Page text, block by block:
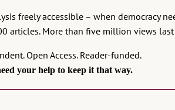
freely accessible – when democracy
articles. More than five million views last
Open Access. Reader-funded.
your help to keep it that way.